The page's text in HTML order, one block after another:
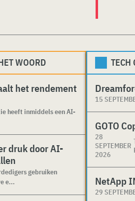
WOORD
het rendement
heeft inmiddels een AI-
druk door AI-
gebruiken
e...
TECH
15
GOTO
28
SEPTEMBER
2026
NetApp
29